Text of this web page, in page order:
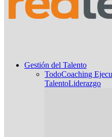
Gestión del Talento
TodoCoaching
TalentoLiderazgo